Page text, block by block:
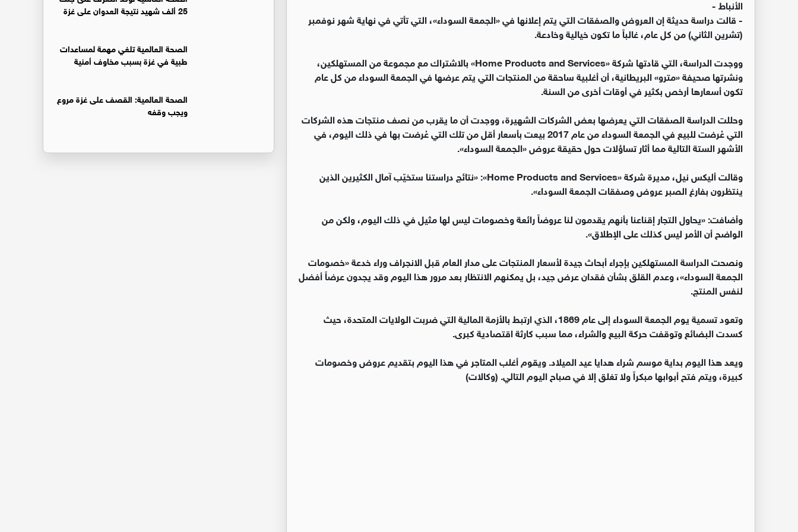
الأنباط -
- قالت دراسة حديثة إن العروض والصفقات التي يتم إعلانها في «الجمعة السوداء»، التي تأتي في نهاية شهر نوفمبر
(تشرين الثاني) من كل عام، غالباً ما تكون خيالية وخادعة.
ووجدت الدراسة، التي قادتها شركة «Home Products and Services» بالاشتراك مع مجموعة من المستهلكين،
ونشرتها صحيفة «مترو» البريطانية، أن أغلبية ساحقة من المنتجات التي يتم عرضها في الجمعة السوداء من كل عام
تكون أسعارها أرخص بكثير في أوقات أخرى من السنة.
وحللت الدراسة الصفقات التي يعرضها بعض الشركات الشهيرة، ووجدت أن ما يقرب من نصف منتجات هذه الشركات
التي عُرضت للبيع في الجمعة السوداء من عام 2017 بيعت بأسعار أقل من تلك التي عُرضت بها في ذلك اليوم، في
الأشهر الستة التالية مما أثار تساؤلات حول حقيقة عروض «الجمعة السوداء».
وقالت أليكس نيل، مديرة شركة «Home Products and Services»: «نتائج دراستنا ستخيّب آمال الكثيرين الذين
ينتظرون بفارغ الصبر عروض وصفقات الجمعة السوداء».
وأضافت: «يحاول التجار إقناعنا بأنهم يقدمون لنا عروضاً رائعة وخصومات ليس لها مثيل في ذلك اليوم، ولكن من
الواضح أن الأمر ليس كذلك على الإطلاق».
ونصحت الدراسة المستهلكين بإجراء أبحاث جيدة لأسعار المنتجات على مدار العام قبل الانجراف وراء خدعة «خصومات
الجمعة السوداء»، وعدم القلق بشأن فقدان عرض جيد، بل يمكنهم الانتظار بعد مرور هذا اليوم وقد يجدون عرضاً أفضل
لنفس المنتج.
وتعود تسمية يوم الجمعة السوداء إلى عام 1869، الذي ارتبط بالأزمة المالية التي ضربت الولايات المتحدة، حيث
كسدت البضائع وتوقفت حركة البيع والشراء، مما سبب كارثة اقتصادية كبرى.
ويعد هذا اليوم بداية موسم شراء هدايا عيد الميلاد. ويقوم أغلب المتاجر في هذا اليوم بتقديم عروض وخصومات
كبيرة، ويتم فتح أبوابها مبكراً ولا تغلق إلا في صباح اليوم التالي. (وكالات)
25 ألف شهيد نتيجة العدوان على غزة
الصحة العالمية تلغي مهمة لمساعدات
طبية في غزة بسبب مخاوف أمنية
الصحة العالمية: القصف على غزة مروع
ويجب وقفه